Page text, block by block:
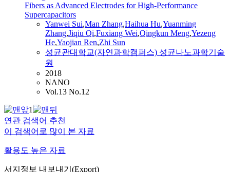
Fibers as Advanced Electrodes for High-Performance
Supercapacitors
Yanwei Sui,Man Zhang,Haihua Hu,Yuanming
Zhang,Jiqiu Qi,Fuxiang Wei,Qingkun Meng,Yezeng
He,Yaojian Ren,Zhi Sun
성균관대학교(자연과학캠퍼스) 성균나노과학기술
원
2018
NANO
Vol.13 No.12
1
연관 검색어 추천
이 검색어로 많이 본 자료
활용도 높은 자료
서지정보 내보내기(Export)